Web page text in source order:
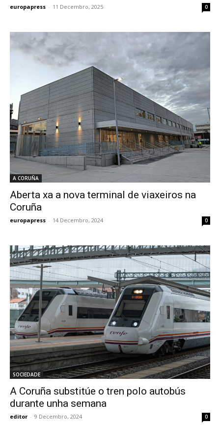
europapress - 11 Decembro, 2025 0
A CORUÑA
Aberta xa a nova terminal de viaxeiros na
Coruña
europapress - 14 Decembro, 2024 0
SOCIEDADE
A Coruña substitúe o tren polo autobús
durante unha semana
editor - 9 Decembro, 2024 0